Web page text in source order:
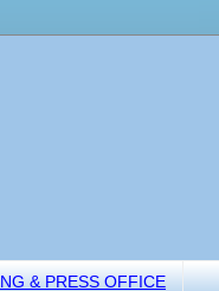
& PRESS OFFICE